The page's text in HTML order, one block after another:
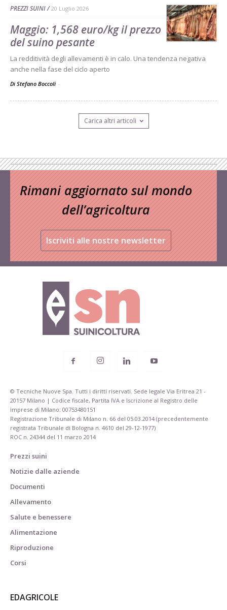
PREZZI SUINI 20 Luglio 2026
Maggio: 1,568 euro/kg il prezzo
del suino pesante
La redditività degli allevamenti è in calo. Una tendenza negativa
anche nella fase del ciclo aperto
Di Stefano Boccoli -
Carica altri articoli
Rimani aggiornato sul mondo
dell’agricoltura
Iscriviti alle nostre newsletter
© Tecniche Nuove Spa. Tutti i diritti riservati. Sede legale Via Eritrea 21 -
20157 Milano | Codice fiscale, Partita IVA e Iscrizione al Registro delle
imprese di Milano: 00753480151
Registrazione Tribunale di Milano n. 66 del 05.03.2014 (precedentemente
registrata Tribunale di Bologna n. 4610 del 29-12-1977)
ROC n. 24344 del 11 marzo 2014
Prezzi suini
Notizie dalle aziende
Documenti
Allevamento
Salute e benessere
Alimentazione
Riproduzione
Corsi
EDAGRICOLE